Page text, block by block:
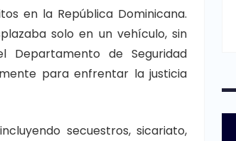
en la República Dominicana.
solo en un vehículo, sin
Departamento de Seguridad
para enfrentar la justicia
secuestros, sicariato,